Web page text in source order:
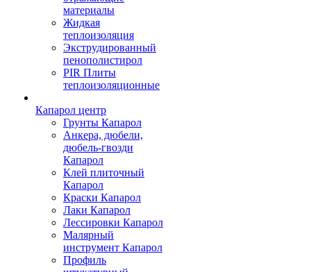
материалы
Жидкая
теплоизоляция
Экструдированный
пенополистирол
PIR Плиты
теплоизоляционные
Капарол центр
Грунты Капарол
Анкера, дюбели,
дюбель-гвозди
Капарол
Клей плиточный
Капарол
Краски Капарол
Лаки Капарол
Лессировки Капарол
Малярный
инструмент Капарол
Профиль